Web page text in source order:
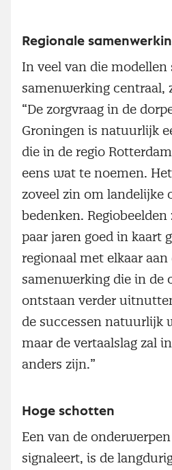
Regionale
In veel van die modellen
samenwerking centraal,
“De zorgvraag in de
Groningen is natuurlijk
die in de regio
eens wat te noemen.
zoveel zin om landelijke
bedenken.
paar jaren goed in kaart
regionaal met elkaar aan
samenwerking die in de
ontstaan verder
de successen natuurlijk
maar de vertaalslag zal
anders zijn.”
Hoge schotten
Een van de
signaleert, is de